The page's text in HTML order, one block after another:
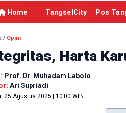
Home TangselCity Pos
/ Opini
Harta
Prof. Dr. Muhadam Labolo
Ari Supriadi
25 Agustus 2025 | 10:00 WIB